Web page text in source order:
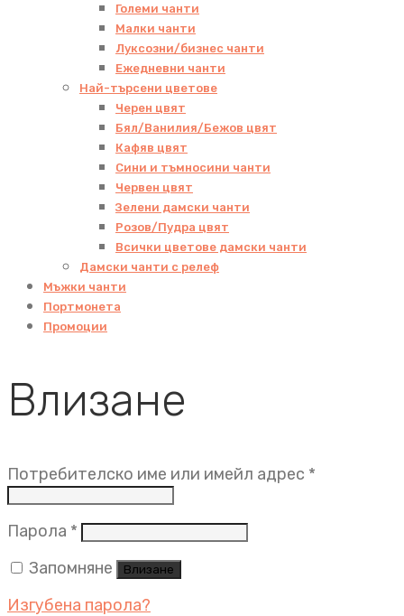
Големи чанти
Малки чанти
Луксозни/бизнес чанти
Ежедневни чанти
Най-търсени цветове
Черен цвят
Бял/Ванилия/Бежов цвят
Кафяв цвят
Сини и тъмносини чанти
Червен цвят
Зелени дамски чанти
Розов/Пудра цвят
Всички цветове дамски чанти
Дамски чанти с релеф
Мъжки чанти
Портмонета
Промоции
Влизане
Потребителско име или имейл адрес *
Парола * Задължително
Запомняне
Влизане
Изгубена парола?